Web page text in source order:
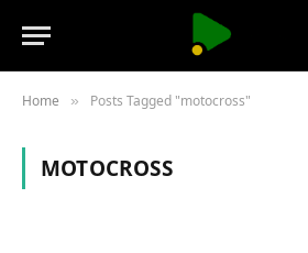
Home » Posts Tagged "motocross"
MOTOCROSS